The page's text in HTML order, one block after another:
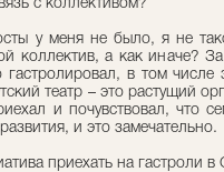
с коллективом?
у меня не было, я не
коллектив, а как иначе?
в том числе
театр – это растущий
и почувствовал, что
и это замечательно.
приехать на гастроли в